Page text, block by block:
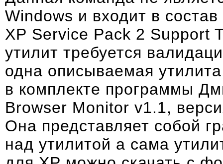
Windows и входит в
XP Service Pack 2 Support
утилит требуется
одна описываемая
в комплекте программы
Browser Monitor v1.1,
Она представляет собой
над утилитой а сама